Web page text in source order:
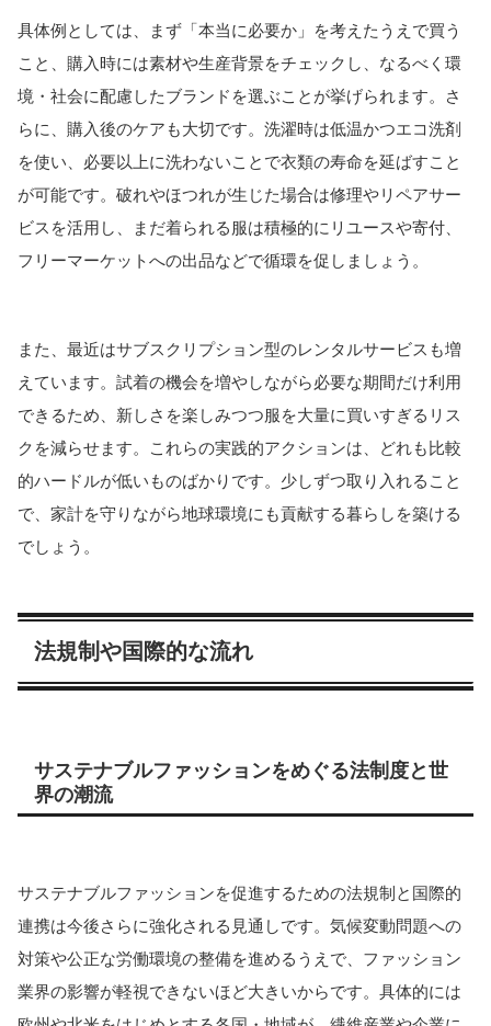
具体例としては、まず「本当に必要か」を考えたうえで買う
こと、購入時には素材や生産背景をチェックし、なるべく環
境・社会に配慮したブランドを選ぶことが挙げられます。
さ
らに、購入後のケアも大切です。洗濯時は低温かつエコ洗剤
を使い、必要以上に洗わないことで衣類の寿命を延ばすこと
が可能です。破れやほつれが生じた場合は修理やリペアサー
ビスを活用し、まだ着られる服は積極的にリユースや寄付、
フリーマーケットへの出品などで循環を促しましょう。
また、最近はサブスクリプション型のレンタルサービスも増
えています。試着の機会を増やしながら必要な期間だけ利用
できるため、新しさを楽しみつつ服を大量に買いすぎるリス
クを減らせます。
これらの実践的アクションは、どれも比較
的ハードルが低いものばかりです。少しずつ取り入れること
で、家計を守りながら地球環境にも貢献する暮らしを築ける
でしょう。
法規制や国際的な流れ
サステナブルファッションをめぐる法制度と世
界の潮流
サステナブルファッションを促進するための法規制と国際的
連携は今後さらに強化される見通しです。気候変動問題への
対策や公正な労働環境の整備を進めるうえで、ファッション
業界の影響が軽視できないほど大きいからです。具体的には